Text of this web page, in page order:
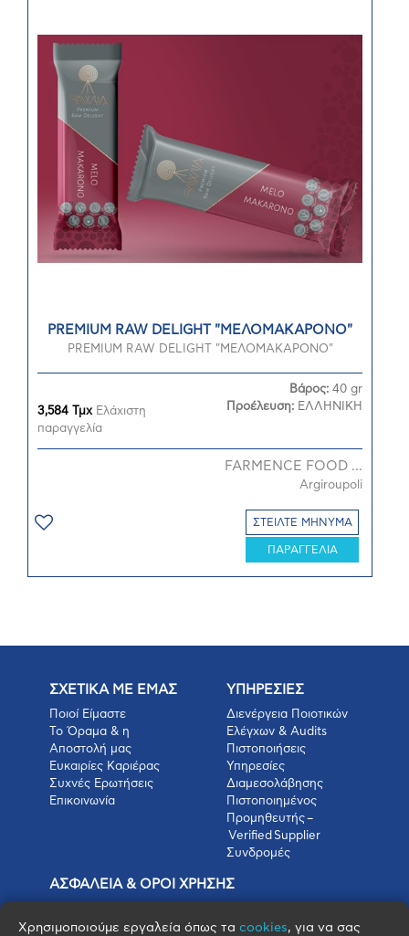
PREMIUM RAW DELIGHT "ΜΕΛΟΜΑΚΑΡΟΝΟ"
PREMIUM RAW DELIGHT "ΜΕΛΟΜΑΚΑΡΟΝΟ"
3,584 ΤμχΕλάχιστη
παραγγελία
Βάρος: 40 gr
Προέλευση: ΕΛΛΗΝΙΚΗ
FARMENCE FOOD ...
Argiroupoli
ΣΤΕΙΛΤΕ ΜΗΝΥΜΑ
ΠΑΡΑΓΓΕΛΙΑ
ΣΧΕΤΙΚΑ ΜΕ ΕΜΑΣ
Ποιοί Είμαστε
Το Όραμα & η
Αποστολή μας
Ευκαιρίες Καριέρας
Συχνές Ερωτήσεις
Επικοινωνία
ΥΠΗΡΕΣΙΕΣ
Διενέργεια Ποιοτικών
Ελέγχων & Audits
Πιστοποιήσεις
Υπηρεσίες
Διαμεσολάβησης
Πιστοποιημένος
Προμηθευτής –
Verified Supplier
Συνδρομές
ΑΣΦΑΛΕΙΑ & ΟΡΟΙ ΧΡΗΣΗΣ
Όροι Χρήσης
Χρησιμοποιούμε εργαλεία όπως τα cookies, για να σας